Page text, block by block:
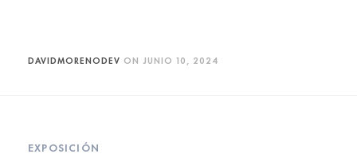
DAVIDMORENODEV ON JUNIO 10, 2024
EXPOSICIÓN